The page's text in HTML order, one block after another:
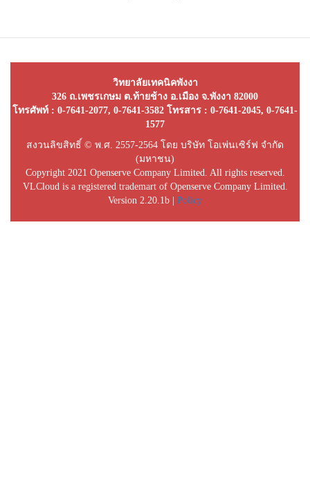
วิทยาลัยเทคนิคพังงา
326 ถ.เพชรเกษม ต.ท้ายช้าง อ.เมือง จ.พังงา 82000
โทรศัพท์ : 0-7641-2077, 0-7641-3582 โทรสาร : 0-7641-2045, 0-7641-
1577
สงวนลิขสิทธิ์ © พ.ศ. 2557-2564 โดย บริษัท โอเพ่นเซิร์ฟ จำกัด
(มหาชน)
Copyright 2021 Openserve Company Limited. All rights reserved.
VLCloud is a registered trademart of Openserve Company Limited.
Version 2.20.1b | Policy